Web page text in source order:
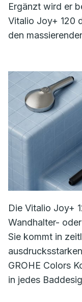
Ergänzt wird er
Vitalio Joy+ 120
den
Die Vitalio Joy+
Wandhalter-
Sie kommt in
GROHE Colors
in jedes